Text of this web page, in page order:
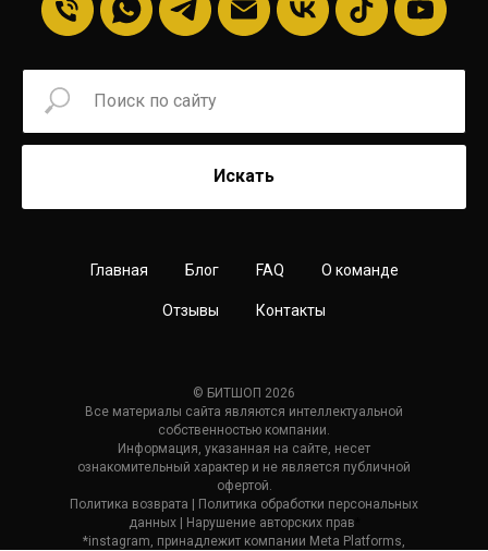
Искать
Главная Блог FAQ О команде
Отзывы Контакты
© БИТШОП 2026
Все материалы сайта являются интеллектуальной
собственностью компании.
Информация, указанная на сайте, несет
ознакомительный характер и не является публичной
офертой.
Политика возврата | Политика обработки персональных
данных | Нарушение авторских прав
*instagram, принадлежит компании Meta Platforms,